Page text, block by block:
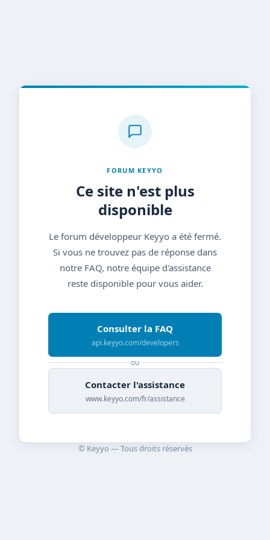
FORUM KEYYO
Ce site n'est plus
disponible
Le forum développeur Keyyo a été fermé.
Si vous ne trouvez pas de réponse dans
notre FAQ, notre équipe d'assistance
reste disponible pour vous aider.
Consulter la FAQ
api.keyyo.com/developers
ou
Contacter l'assistance
www.keyyo.com/fr/assistance
© Keyyo — Tous droits réservés